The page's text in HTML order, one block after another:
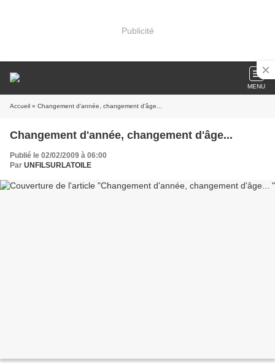
Publicité
MENU
Accueil » Changement d'année, changement d'âge...
Changement d'année, changement d'âge...
Publié le 02/02/2009 à 06:00
Par UNFILSURLATOILE